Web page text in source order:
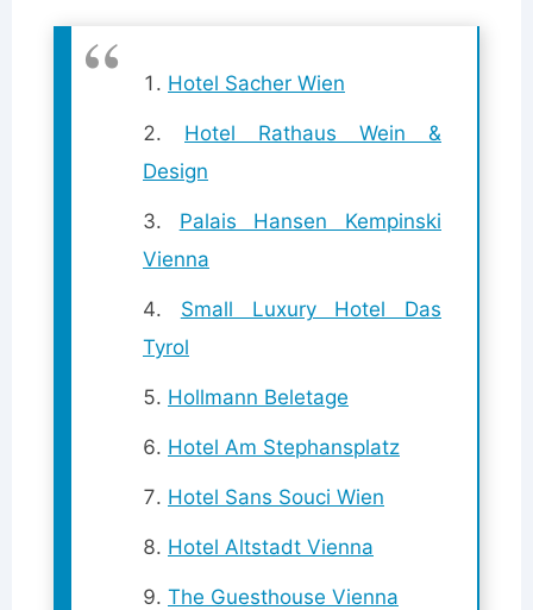
Hotel Sacher Wien
Hotel Rathaus Wein &
Design
Palais Hansen Kempinski
Vienna
Small Luxury Hotel Das
Tyrol
Hollmann Beletage
Hotel Am Stephansplatz
Hotel Sans Souci Wien
Hotel Altstadt Vienna
The Guesthouse Vienna